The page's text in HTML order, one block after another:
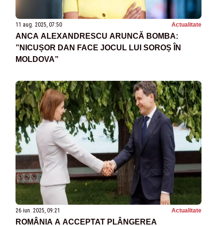
11 aug. 2025, 07:50 Actualitate
ANCA ALEXANDRESCU ARUNCĂ BOMBA:
”NICUȘOR DAN FACE JOCUL LUI SOROȘ ÎN
MOLDOVA”
26 iun. 2025, 09:21 Actualitate
ROMÂNIA A ACCEPTAT PLÂNGEREA